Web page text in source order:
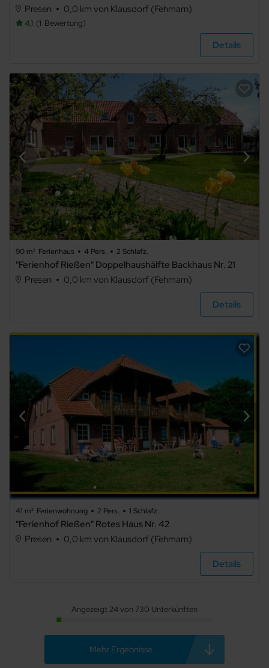
Presen
0,0 km von Klausdorf (Fehmarn)
4,1 1 Bewertung
Details
90 m² Ferienhaus 4 Pers. 2 Schlafz.
"Ferienhof Rießen" Doppelhaushälfte Backhaus Nr. 21
Presen
0,0 km von Klausdorf (Fehmarn)
Details
41 m² Ferienwohnung 2 Pers. 1 Schlafz.
"Ferienhof Rießen" Rotes Haus Nr. 42
Presen
0,0 km von Klausdorf (Fehmarn)
Details
Angezeigt 24 von 730 Unterkünften
Mehr Ergebnisse